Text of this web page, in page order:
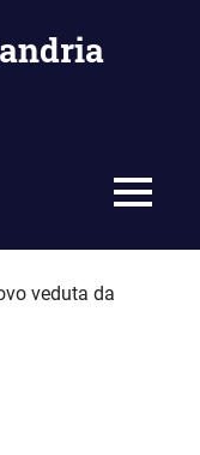
MENU
veduta da